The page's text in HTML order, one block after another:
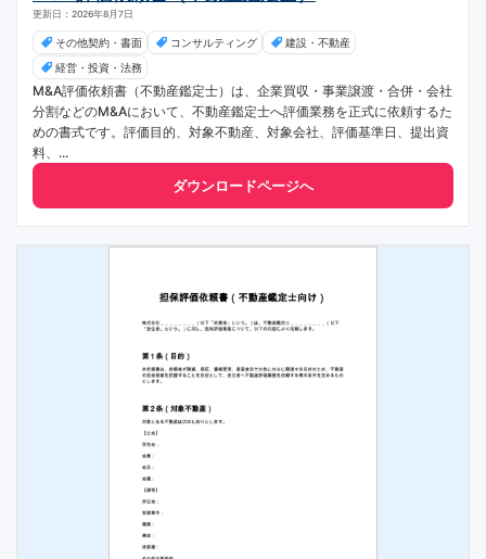
更新日：2026年8月7日
その他契約・書面 コンサルティング
建設・不動産
経営・投資・法務
M&A評価依頼書（不動産鑑定士）は、企業買収・事業譲渡・合併・会社
分割などのM&Aにおいて、不動産鑑定士へ評価業務を正式に依頼するた
めの書式です。評価目的、対象不動産、対象会社、評価基準日、提出資
料、...
ダウンロードページへ